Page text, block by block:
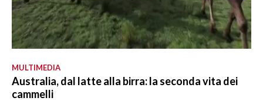
MULTIMEDIA
Australia, dal latte alla birra: la seconda vita dei
cammelli